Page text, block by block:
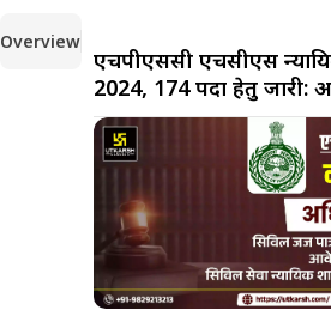
Overview
एचपीएससी एचसीएस
2024, 174 पदों हेतु